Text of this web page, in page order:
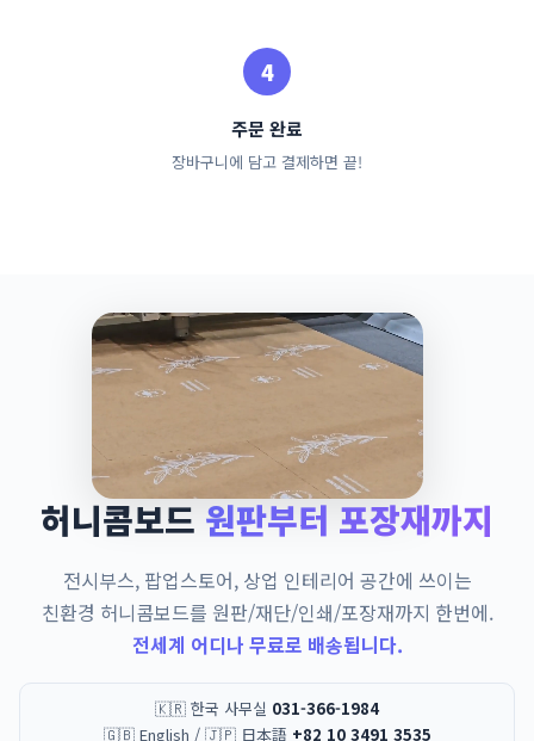
주문 완료
장바구니에 담고 결제하면 끝!
허니콤보드 원판부터 포장재까지
전시부스, 팝업스토어, 상업 인테리어 공간에 쓰이는
친환경 허니콤보드를 원판/재단/인쇄/포장재까지 한번에.
전세계 어디나 무료로 배송됩니다.
🇰🇷 한국 사무실 031-366-1984
🇬🇧 English / 🇯🇵 日本語 +82 10 3491 3535